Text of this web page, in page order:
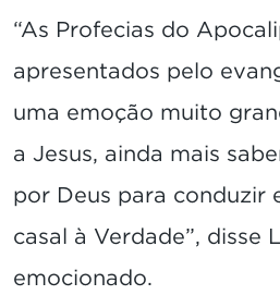
“As Profecias do
apresentados pelo
uma emoção muito
a Jesus, ainda mais
por Deus para conduzir
casal à Verdade”, disse
emocionado.